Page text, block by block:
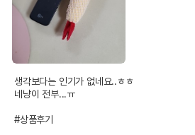
생각보다는 인기가 없네요..ㅎㅎ
네냥이 전부...ㅠ
#상품후기